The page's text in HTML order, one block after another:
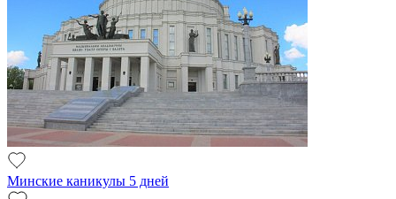
Минские каникулы 5 дней